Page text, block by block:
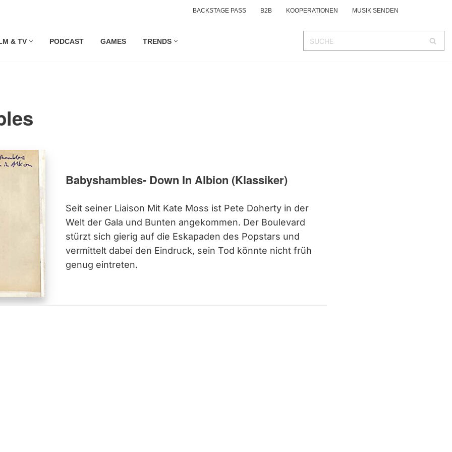
BACKSTAGE PASS B2B KOOPERATIONEN MUSIK SENDEN
& TV PODCAST GAMES TRENDS
Babyshambles- Down In Albion (Klassiker)
Seit seiner Liaison Mit Kate Moss ist Pete Doherty in der
Welt der Gala und Bunten angekommen. Der Boulevard
stürzt sich gierig auf die Eskapaden des Popstars und
vermittelt dabei den Eindruck, sein Tod könnte nicht früh
genug eintreten.